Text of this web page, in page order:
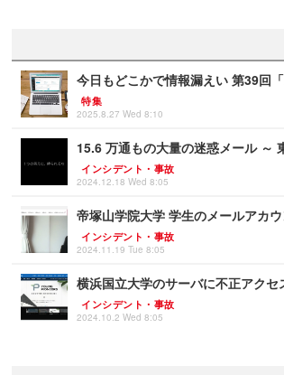
今日もどこかで情報漏えい 第39回
特集
2025.8.27 Wed 8:10
15.6 万通もの大量の迷惑メール ～
インシデント・事故
2024.12.18 Wed 8:05
帝塚山学院大学 学生のメールアカ
インシデント・事故
2024.11.19 Tue 8:05
横浜国立大学のサーバに不正アク
インシデント・事故
2024.10.2 Wed 8:05